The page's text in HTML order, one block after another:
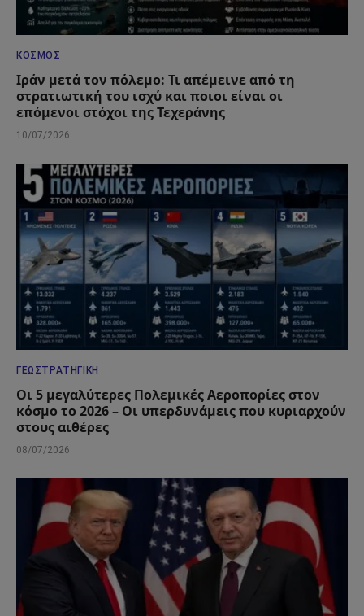
ΚΌΣΜΟΣ
Ιράν μετά τον πόλεμο: Τι απέμεινε από τη
στρατιωτική του ισχύ και ποιοι είναι οι
επόμενοι στόχοι της Τεχεράνης
10/07/2026
ΓΕΩΣΤΡΑΤΗΓΙΚΉ
Οι 5 μεγαλύτερες Πολεμικές Αεροπορίες στον
κόσμο το 2026 – Οι υπερδυνάμεις που κυριαρχούν
στους αιθέρες
08/07/2026